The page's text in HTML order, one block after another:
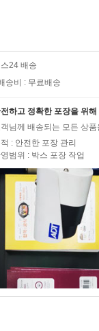
24 배송
송비 : 무료배송
하고 정확한 포장을 위
님께 배송되는 모든 상
: 안전한 포장 관리
범위 : 박스 포장 작업